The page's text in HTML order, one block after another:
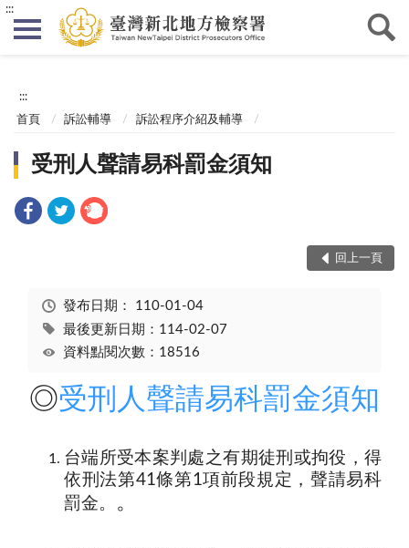
:::
:::
首頁 訴訟輔導 訴訟程序介紹及輔導
受刑人聲請易科罰金須知
回上一頁
發布日期： 110-01-04
最後更新日期：114-02-07
資料點閱次數：18516
◎受刑人聲請易科罰金須知
台端所受本案判處之有期徒刑或拘役，得
依刑法第41條第1項前段規定，聲請易科
罰金。
。